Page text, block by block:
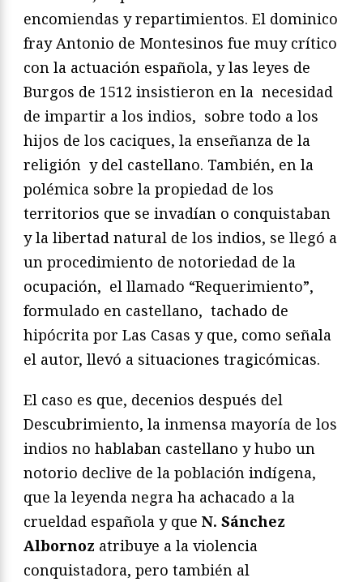
encomiendas y repartimientos. El dominico
fray Antonio de Montesinos fue muy crítico
con la actuación española, y las leyes de
Burgos de 1512 insistieron en la necesidad
de impartir a los indios, sobre todo a los
hijos de los caciques, la enseñanza de la
religión y del castellano. También, en la
polémica sobre la propiedad de los
territorios que se invadían o conquistaban
y la libertad natural de los indios, se llegó a
un procedimiento de notoriedad de la
ocupación, el llamado “Requerimiento”,
formulado en castellano, tachado de
hipócrita por Las Casas y que, como señala
el autor, llevó a situaciones tragicómicas.
El caso es que, decenios después del
Descubrimiento, la inmensa mayoría de los
indios no hablaban castellano y hubo un
notorio declive de la población indígena,
que la leyenda negra ha achacado a la
crueldad española y que N. Sánchez
Albornoz atribuye a la violencia
conquistadora, pero también al